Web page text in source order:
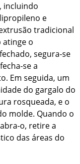
incluindo
e
tradicional
atinge o
segura-se
se a
Em seguida, um
do gargalo do
rosqueada, e o
molde. Quando o
o, retire a
das áreas do